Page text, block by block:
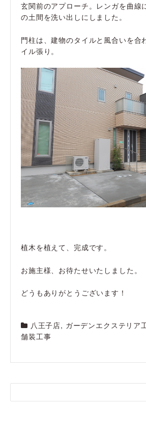
玄関前のアプローチ。レンガを曲線
の土間を洗い出しにしました。
門柱は、建物のタイルと風合いを合
イル張り。
植木を植えて、完成です。
お施主様、お待たせいたしました。
どうもありがとうございます！
八王子店, ガーデンエクステリア
舗装工事